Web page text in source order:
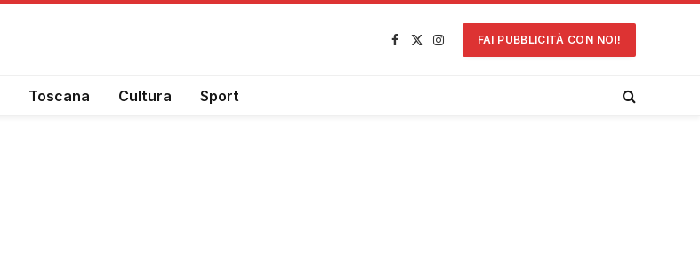
Facebook
X
Instagram
FAI PUBBLICITÀ CON NOI!
Toscana Cultura Sport